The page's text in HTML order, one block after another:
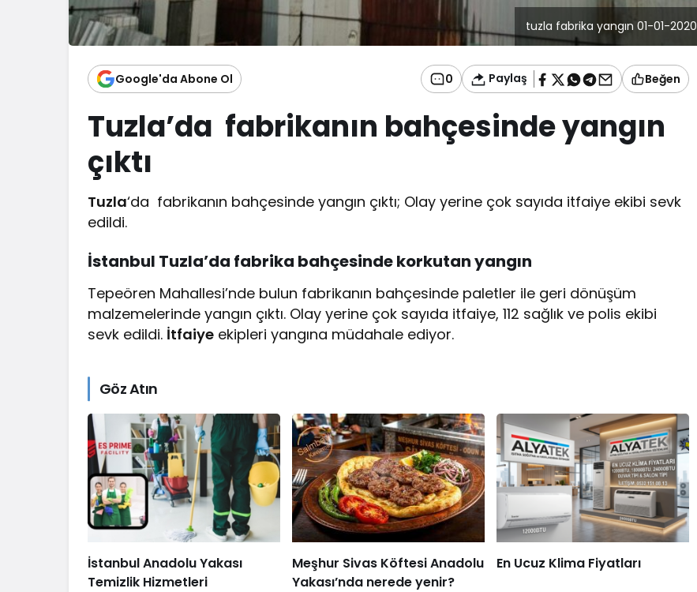
tuzla fabrika yangın 01-01-2020
Google'da Abone Ol 0 Paylaş Beğen
Tuzla’da fabrikanın bahçesinde yangın
çıktı
Tuzla‘da fabrikanın bahçesinde yangın çıktı; Olay yerine çok sayıda itfaiye ekibi sevk
edildi.
İstanbul Tuzla’da fabrika bahçesinde korkutan yangın
Tepeören Mahallesi’nde bulun fabrikanın bahçesinde paletler ile geri dönüşüm
malzemelerinde yangın çıktı. Olay yerine çok sayıda itfaiye, 112 sağlık ve polis ekibi
sevk edildi. İtfaiye ekipleri yangına müdahale ediyor.
Göz Atın
İstanbul Anadolu Yakası
Temizlik Hizmetleri
Meşhur Sivas Köftesi Anadolu
Yakası’nda nerede yenir?
En Ucuz Klima Fiyatları